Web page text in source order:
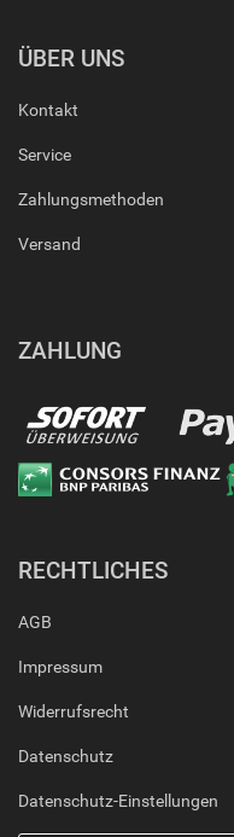
ÜBER UNS
Kontakt
Service
Zahlungsmethoden
Versand
ZAHLUNG
RECHTLICHES
AGB
Impressum
Widerrufsrecht
Datenschutz
Datenschutz-Einstellungen